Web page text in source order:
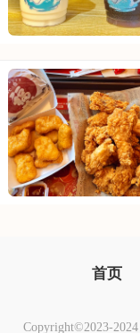
首页
Copyright©2023-